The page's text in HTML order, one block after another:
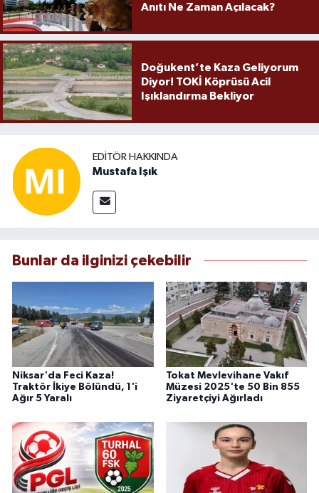
Anıtı Ne Zaman Açılacak?
Doğukent’te Kaza Geliyorum
Diyor! TOKİ Köprüsü Acil
Işıklandırma Bekliyor
EDITÖR HAKKINDA
Mustafa Işık
Bunlar da ilginizi çekebilir
Niksar'da Feci Kaza!
Traktör İkiye Bölündü, 1'i
Ağır 5 Yaralı
Tokat Mevlevihane Vakıf
Müzesi 2025'te 50 Bin 855
Ziyaretçiyi Ağırladı